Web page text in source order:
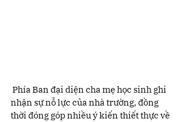
Phía Ban đại diện cha mẹ học sinh ghi
nhận sự nỗ lực của nhà trường, đồng
thời đóng góp nhiều ý kiến thiết thực về